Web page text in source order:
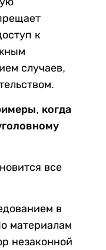
к
случаев,
когда
все
в
материалам
незаконной